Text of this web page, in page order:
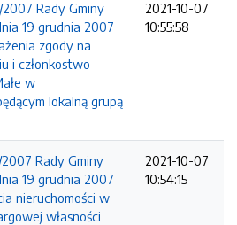
Rady Gminy
19 grudnia 2007
zgody na
i członkostwo
w
lokalną grupą
2021-10-07
10:55:58
Rady Gminy
19 grudnia 2007
nieruchomości w
własności
2021-10-07
10:54:15